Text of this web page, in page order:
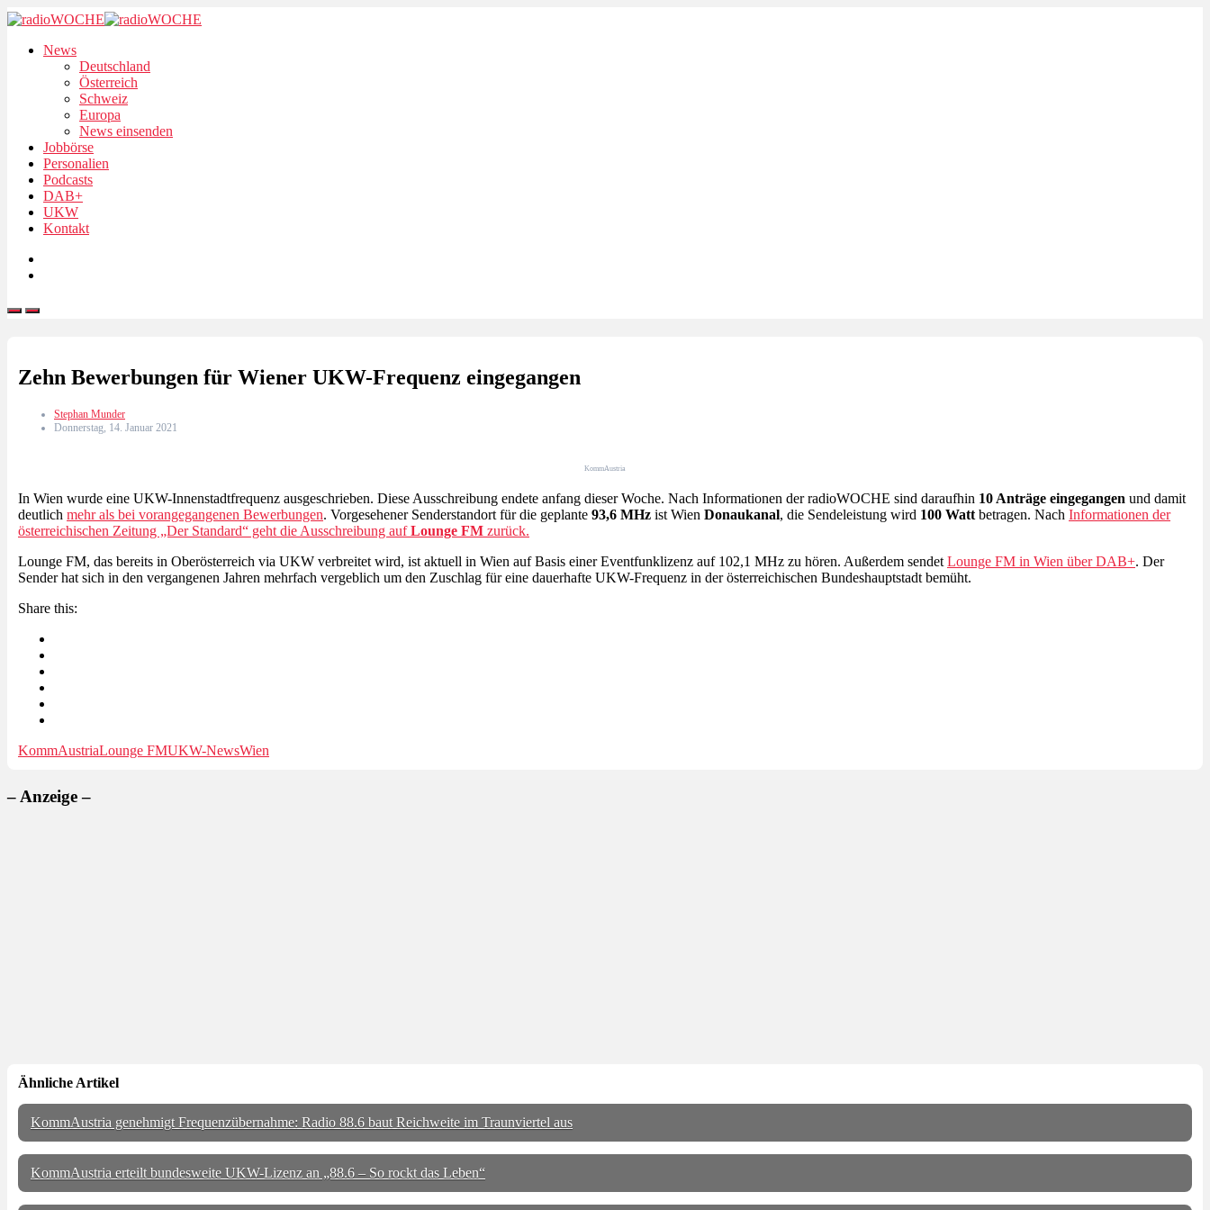
News
Deutschland
Österreich
Schweiz
Europa
News einsenden
Jobbörse
Personalien
Podcasts
DAB+
UKW
Kontakt
Zehn Bewerbungen für Wiener UKW-Frequenz eingegangen
Stephan Munder
Donnerstag, 14. Januar 2021
KommAustria
In Wien wurde eine UKW-Innenstadtfrequenz ausgeschrieben. Diese Ausschreibung endete anfang dieser Woche. Nach Informationen der radioWOCHE sind daraufhin 10 Anträge eingegangen und damit
deutlich mehr als bei vorangegangenen Bewerbungen. Vorgesehener Senderstandort für die geplante 93,6 MHz ist Wien Donaukanal, die Sendeleistung wird 100 Watt betragen. Nach Informationen der
österreichischen Zeitung „Der Standard“ geht die Ausschreibung aufLounge FM zurück.
Lounge FM, das bereits in Oberösterreich via UKW verbreitet wird, ist aktuell in Wien auf Basis einer Eventfunklizenz auf 102,1 MHz zu hören. Außerdem sendet Lounge FM in Wien über DAB+. Der
Sender hat sich in den vergangenen Jahren mehrfach vergeblich um den Zuschlag für eine dauerhafte UKW-Frequenz in der österreichischen Bundeshauptstadt bemüht.
Share this:
KommAustriaLounge FMUKW-NewsWien
– Anzeige –
Ähnliche Artikel
KommAustria genehmigt Frequenzübernahme: Radio 88.6 baut Reichweite im Traunviertel aus
KommAustria erteilt bundesweite UKW-Lizenz an „88.6 – So rockt das Leben“